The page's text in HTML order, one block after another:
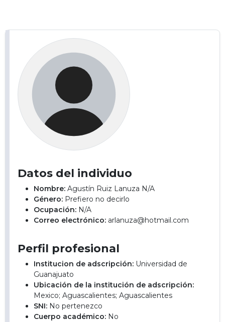
Datos del individuo
Nombre: Agustín Ruiz Lanuza N/A
Género: Prefiero no decirlo
Ocupación: N/A
Correo electrónico: arlanuza@hotmail.com
Perfil profesional
Institucion de adscripción: Universidad de
Guanajuato
Ubicación de la institución de adscripción:
Mexico; Aguascalientes; Aguascalientes
SNI: No pertenezco
Cuerpo académico: No